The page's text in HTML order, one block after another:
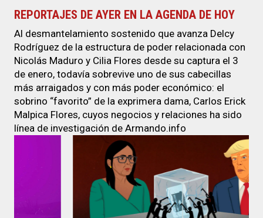
REPORTAJES DE AYER EN LA AGENDA DE HOY
Al desmantelamiento sostenido que avanza Delcy
Rodríguez de la estructura de poder relacionada con
Nicolás Maduro y Cilia Flores desde su captura el 3
de enero, todavía sobrevive uno de sus cabecillas
más arraigados y con más poder económico: el
sobrino “favorito” de la exprimera dama, Carlos Erick
Malpica Flores, cuyos negocios y relaciones ha sido
línea de investigación de Armando.info